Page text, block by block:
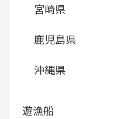
宮崎県
鹿児島県
沖縄県
遊漁船